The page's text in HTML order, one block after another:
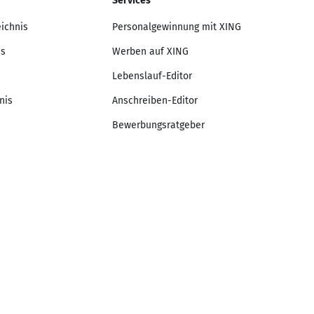
Personalgewinnung mit XING
Werben auf XING
Lebenslauf-Editor
Anschreiben-Editor
Bewerbungsratgeber